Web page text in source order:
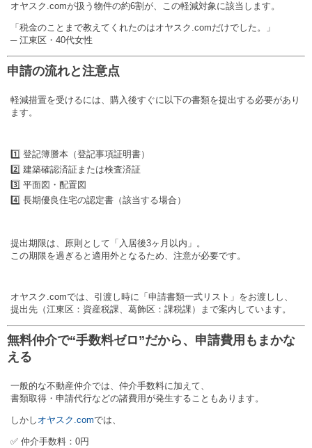
オヤスク.comが扱う物件の約6割が、この軽減対象に該当します。
「税金のことまで教えてくれたのはオヤスク.comだけでした。」
─ 江東区・40代女性
申請の流れと注意点
軽減措置を受けるには、購入後すぐに以下の書類を提出する必要があり
ます。
1️⃣ 登記簿謄本（登記事項証明書）
2️⃣ 建築確認済証または検査済証
3️⃣ 平面図・配置図
4️⃣ 長期優良住宅の認定書（該当する場合）
提出期限は、原則として「入居後3ヶ月以内」。
この期限を過ぎると適用外となるため、注意が必要です。
オヤスク.comでは、引渡し時に「申請書類一式リスト」をお渡しし、
提出先（江東区：資産税課、葛飾区：課税課）まで案内しています。
無料仲介で“手数料ゼロ”だから、申請費用もまかな
える
一般的な不動産仲介では、仲介手数料に加えて、
書類取得・申請代行などの諸費用が発生することもあります。
しかし オヤスク.comでは、
✅ 仲介手数料：0円